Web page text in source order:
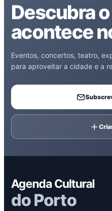
Descubra
acontece
Eventos, concertos, teatro,
para aproveitar a cidade e a
Agenda Cultural
do Porto